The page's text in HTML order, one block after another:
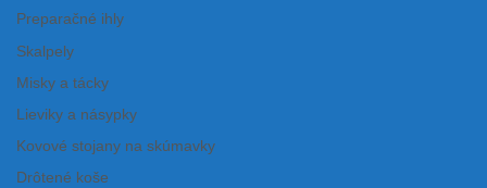
Preparačné ihly
Skalpely
Misky a tácky
Lieviky a násypky
Kovové stojany na skúmavky
Drôtené koše